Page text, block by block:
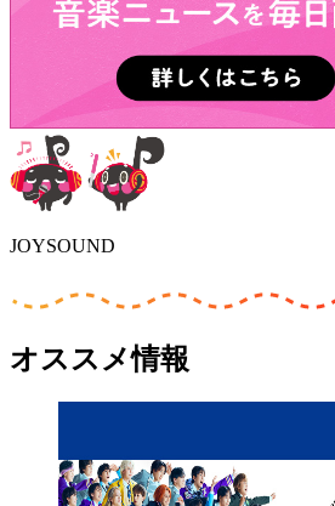
JOYSOUND
オススメ情報